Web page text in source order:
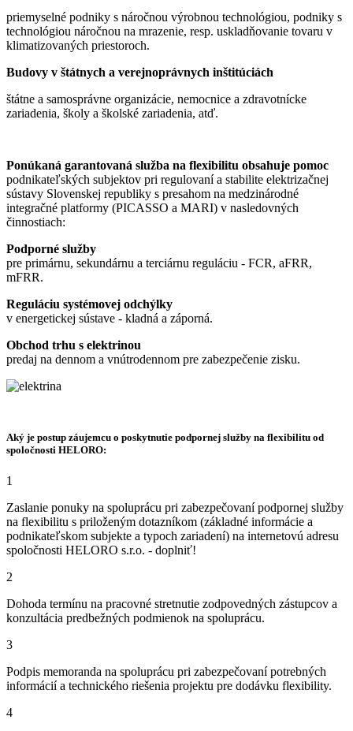
priemyselné podniky s náročnou výrobnou technológiou, podniky s
technológiou náročnou na mrazenie, resp. uskladňovanie tovaru v
klimatizovaných priestoroch.
Budovy v štátnych a verejnoprávnych inštitúciách
štátne a samosprávne organizácie, nemocnice a zdravotnícke
zariadenia, školy a školské zariadenia, atď.
Ponúkaná garantovaná služba na flexibilitu obsahuje pomoc
podnikateľských subjektov pri regulovaní a stabilite elektrizačnej
sústavy Slovenskej republiky s presahom na medzinárodné
integračné platformy (PICASSO a MARI) v nasledovných
činnostiach:
Podporné služby
pre primárnu, sekundárnu a terciárnu reguláciu - FCR, aFRR,
mFRR.
Reguláciu systémovej odchýlky
v energetickej sústave - kladná a záporná.
Obchod trhu s elektrinou
predaj na dennom a vnútrodennom pre zabezpečenie zisku.
Aký je postup záujemcu o poskytnutie podpornej služby na flexibilitu od
spoločnosti HELORO:
1
Zaslanie ponuky na spoluprácu pri zabezpečovaní podpornej služby
na flexibilitu s priloženým dotazníkom (základné informácie a
podnikateľskom subjekte a typoch zariadení) na internetovú adresu
spoločnosti HELORO s.r.o. - doplniť!
2
Dohoda termínu na pracovné stretnutie zodpovedných zástupcov a
konzultácia predbežných podmienok na spoluprácu.
3
Podpis memoranda na spoluprácu pri zabezpečovaní potrebných
informácií a technického riešenia projektu pre dodávku flexibility.
4